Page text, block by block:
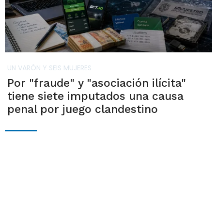
UN VARÓN Y SEIS MUJERES
Por "fraude" y "asociación ilícita"
tiene siete imputados una causa
penal por juego clandestino